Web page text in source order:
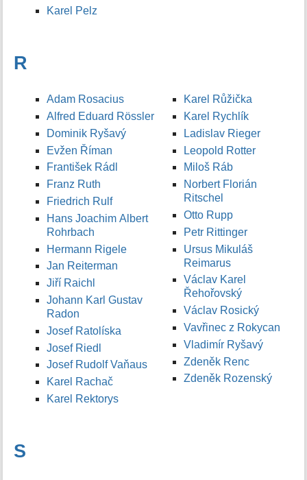
Karel Pelz
R
Adam Rosacius
Alfred Eduard Rössler
Dominik Ryšavý
Evžen Říman
František Rádl
Franz Ruth
Friedrich Rulf
Hans Joachim Albert
Rohrbach
Hermann Rigele
Jan Reiterman
Jiří Raichl
Johann Karl Gustav
Radon
Josef Ratolíska
Josef Riedl
Josef Rudolf Vaňaus
Karel Rachač
Karel Rektorys
Karel Růžička
Karel Rychlík
Ladislav Rieger
Leopold Rotter
Miloš Ráb
Norbert Florián
Ritschel
Otto Rupp
Petr Rittinger
Ursus Mikuláš
Reimarus
Václav Karel
Řehořovský
Václav Rosický
Vavřinec z Rokycan
Vladimír Ryšavý
Zdeněk Renc
Zdeněk Rozenský
S